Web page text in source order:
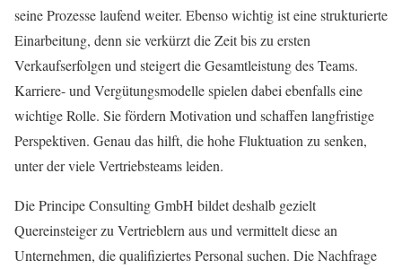
seine Prozesse laufend weiter. Ebenso wichtig ist eine strukturierte
Einarbeitung, denn sie verkürzt die Zeit bis zu ersten
Verkaufserfolgen und steigert die Gesamtleistung des Teams.
Karriere- und Vergütungsmodelle spielen dabei ebenfalls eine
wichtige Rolle. Sie fördern Motivation und schaffen langfristige
Perspektiven. Genau das hilft, die hohe Fluktuation zu senken,
unter der viele Vertriebsteams leiden.
Die Principe Consulting GmbH bildet deshalb gezielt
Quereinsteiger zu Vertrieblern aus und vermittelt diese an
Unternehmen, die qualifiziertes Personal suchen. Die Nachfrage